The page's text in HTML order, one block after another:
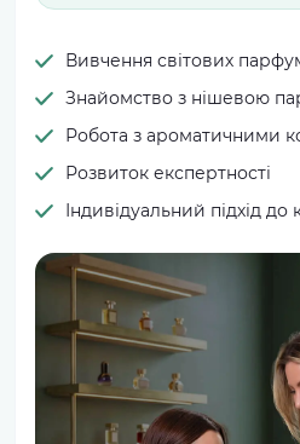
Вивчення світових
Знайомство з нішевою
Робота з ароматичними
Розвиток експертності
Індивідуальний підхід до